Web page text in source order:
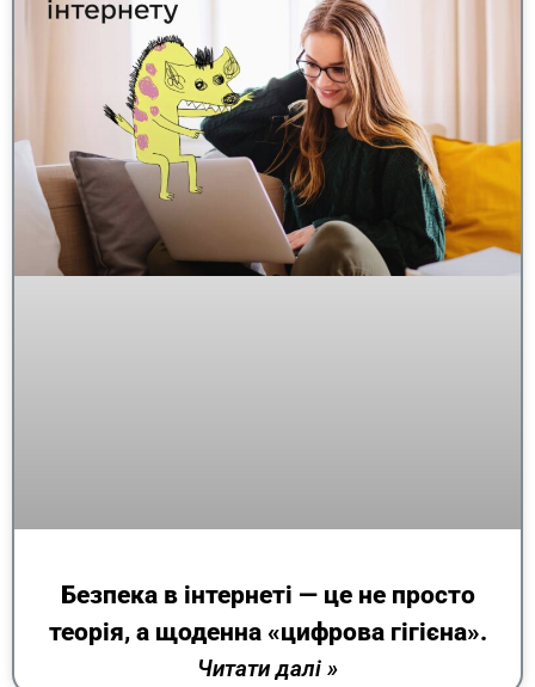
Безпека в інтернеті — це не просто
теорія, а щоденна «цифрова гігієна».
Читати далі »